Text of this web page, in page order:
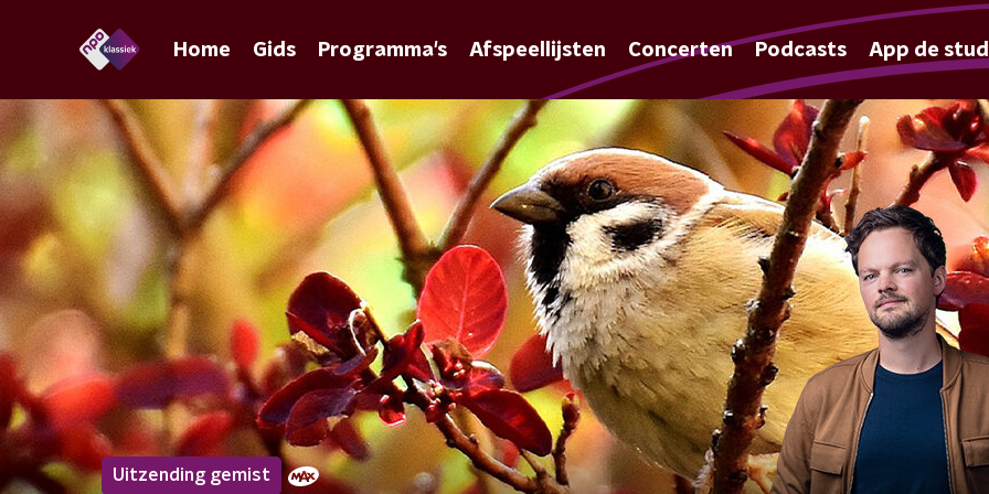
Home Gids Programma's Afspeellijsten Concerten Podcasts App de
Uitzending gemist